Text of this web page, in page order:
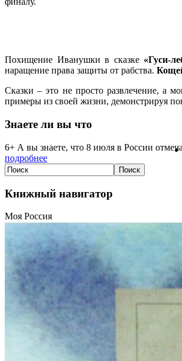
Похищение Иванушки в сказке «Гуси-
наращение права защиты от рабства.
Сказки – это не просто развлечение, а
примеры из своей жизни, демонстрируя
Знаете ли вы что
6+ А вы знаете, что 8 июля в России
подробнее
Книжный навигатор
Моя Россия